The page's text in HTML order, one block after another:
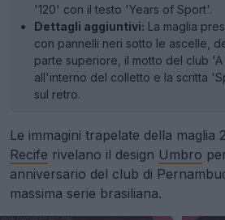
'120' con il testo 'Years of Sport'.
Dettagli aggiuntivi: La maglia
con pannelli neri sotto le ascelle,
parte superiore, il motto del club 'A
all'interno del colletto e la scritta
sul retro.
Le immagini trapelate della maglia
Recife rivelano il design Umbro
anniversario del club di
massima serie brasiliana.